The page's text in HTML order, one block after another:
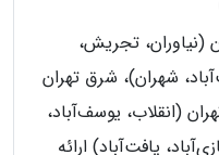
(نیاوران، تجریش،
شهران)، شرق تهران
(انقلاب، یوسف‌آباد،
یافت‌آباد) ارائه